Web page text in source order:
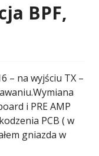
BPF,
– na wyjściu TX –
i PRE AMP
PCB ( w
gniazda w